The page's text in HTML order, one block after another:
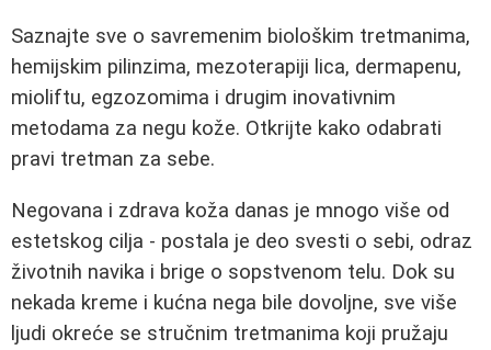
Saznajte sve o savremenim biološkim tretmanima,
hemijskim pilinzima, mezoterapiji lica, dermapenu,
mioliftu, egzozomima i drugim inovativnim
metodama za negu kože. Otkrijte kako odabrati
pravi tretman za sebe.
Negovana i zdrava koža danas je mnogo više od
estetskog cilja - postala je deo svesti o sebi, odraz
životnih navika i brige o sopstvenom telu. Dok su
nekada kreme i kućna nega bile dovoljne, sve više
ljudi okreće se stručnim tretmanima koji pružaju